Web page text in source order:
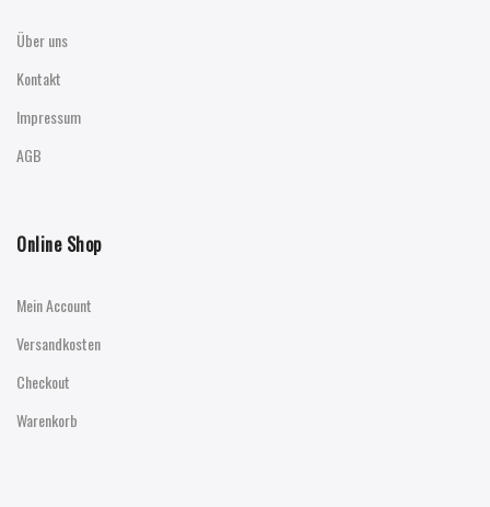
Über uns
Kontakt
Impressum
AGB
Online Shop
Mein Account
Versandkosten
Checkout
Warenkorb